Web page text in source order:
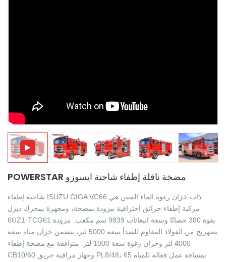
မြန်မာ
српски
POWERSTAR مضخة ناقلة إطفاء شاحنة ايسوزو
شاحنة إطفاء ISUZU GIGA VC66 ذات خزان رغوة الماء المتين هي
مركبة إطفاء حرائق احترافية مزودة بمضخة، ومجهزة بمحرك ديزل
6UZ1-TCG61 بقوة 380 حصانًا وسعة انبعاثات 9839 سم مكعب. مزودة
بصهريج من الفولاذ المقاوم للصدأ سعة 5000 لتر، يتضمن خزان مياه سعة
4000 لتر وخزان رغوة سعة 1000 لتر. متوافقة مع مضخة إطفاء
CB10/60 وجهاز مراقبة حريق PL8/48، بمسافة عمل فعالة للمياه 65